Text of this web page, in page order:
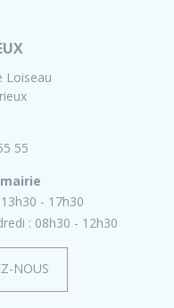
Loiseau
55
13h30 - 17h30
: 08h30 - 12h30
NOUS